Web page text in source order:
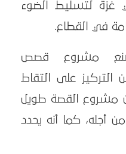
غزة لتسليط الضوء
في القطاع.
مشروع قصص
التركيز على التقاط
مشروع القصة طويل
أجله، كما أنه يحدد